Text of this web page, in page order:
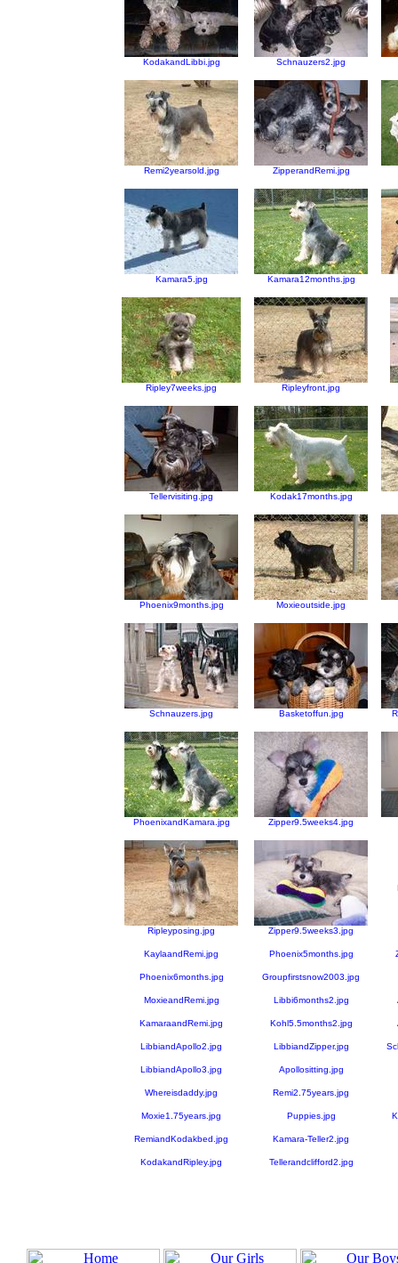
KodakandLibbi.jpg Schnauzers2.jpg
Remi2yearsold.jpg ZipperandRemi.jpg
Kamara5.jpg Kamara12months.jpg
Ripley7weeks.jpg Ripleyfront.jpg
Tellervisiting.jpg Kodak17months.jpg
Phoenix9months.jpg Moxieoutside.jpg
Schnauzers.jpg Basketoffun.jpg
PhoenixandKamara.jpg Zipper9.5weeks4.jpg
Ripleyposing.jpg Zipper9.5weeks3.jpg
KaylaandRemi.jpg Phoenix5months.jpg
Phoenix6months.jpg Groupfirstsnow2003.jpg
MoxieandRemi.jpg Libbi6months2.jpg
KamaraandRemi.jpg Kohl5.5months2.jpg
LibbiandApollo2.jpg LibbiandZipper.jpg
LibbiandApollo3.jpg Apollositting.jpg
Whereisdaddy.jpg Remi2.75years.jpg
Moxie1.75years.jpg Puppies.jpg
RemiandKodakbed.jpg Kamara-Teller2.jpg
KodakandRipley.jpg Tellerandclifford2.jpg